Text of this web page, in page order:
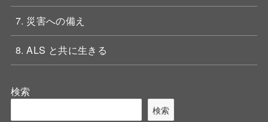
7. 災害への備え
8. ALS と共に生きる
検索
検索